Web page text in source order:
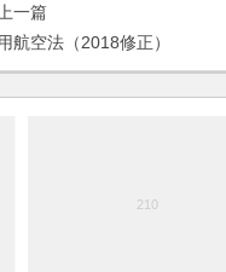
一篇
航空法（2018修正）